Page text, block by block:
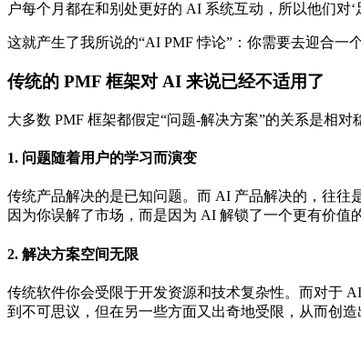
户每个月都在和别处更好的 AI 系统互动，所以他们对
这就产生了我所说的“AI PMF 悖论”：你需要去迎合一
传统的 PMF 框架对 AI 来说已经不适用了
大多数 PMF 框架都假定“问题-解决方案”的关系是相
1. 问题随着用户的学习而演变
传统产品解决的是已知问题。而 AI 产品解决的，往
因为你误解了市场，而是因为 AI 解锁了一个更有价值
2. 解决方案空间无限
传统软件你会受限于开发资源和技术复杂性。而对于
到不可思议，但在另一些方面又出奇地受限，从而创造